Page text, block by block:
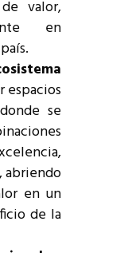
valor,
en
espacios
se
abriendo
en un
de la